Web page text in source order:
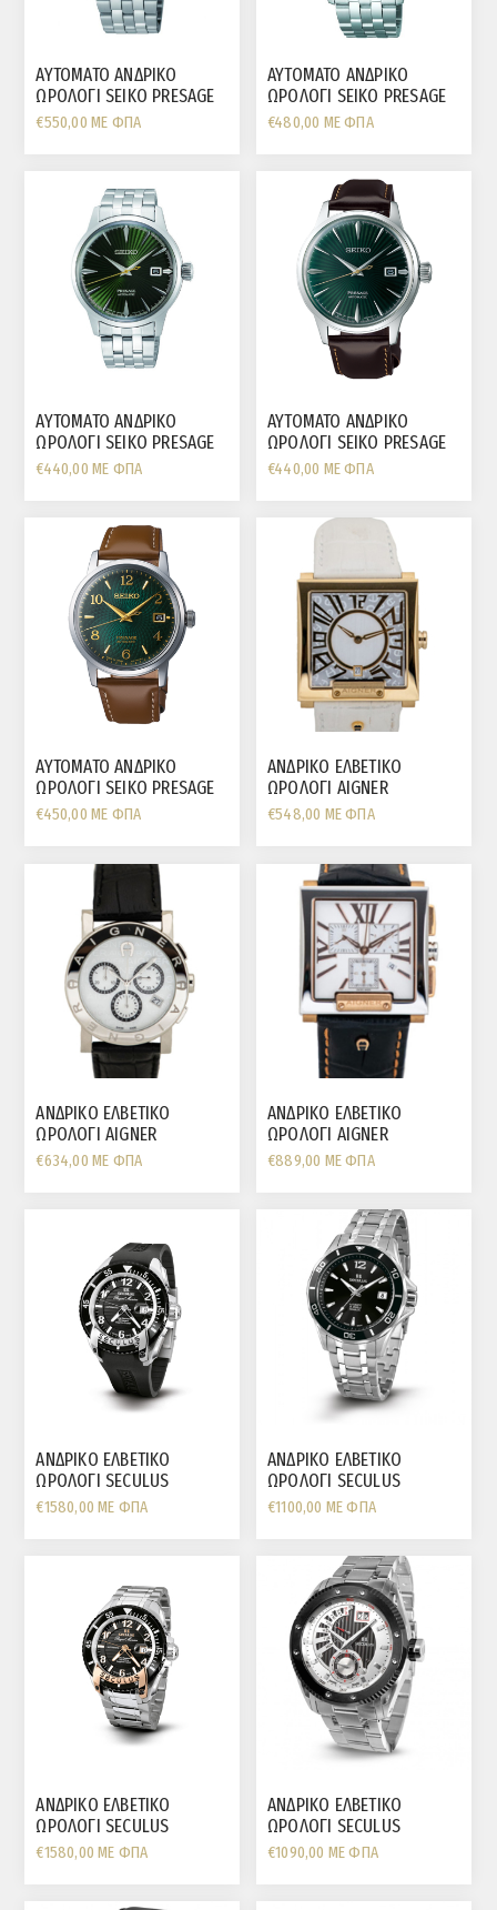
AYTOMATO ΑΝΔΡΙΚΟ
ΩΡΟΛΟΓΙ SEIKO PRESAGE
€550,00 ΜΕ ΦΠΑ
AYTOMATO ΑΝΔΡΙΚΟ
ΩΡΟΛΟΓΙ SEIKO PRESAGE
€480,00 ΜΕ ΦΠΑ
AYTOMATO ΑΝΔΡΙΚΟ
ΩΡΟΛΟΓΙ SEIKO PRESAGE
€440,00 ΜΕ ΦΠΑ
AYTOMATO ΑΝΔΡΙΚΟ
ΩΡΟΛΟΓΙ SEIKO PRESAGE
€440,00 ΜΕ ΦΠΑ
AYTOMATO ΑΝΔΡΙΚΟ
ΩΡΟΛΟΓΙ SEIKO PRESAGE
COCTAIL TIME - MOJITO
€450,00 ΜΕ ΦΠΑ
ΑΝΔΡΙΚΟ ΕΛΒΕΤΙΚΟ
ΩΡΟΛΟΓΙ AIGNER
ΕΠΙΧΡΥΣΩΜΕΝΗ
€548,00 ΜΕ ΦΠΑ
ΑΝΔΡΙΚΟ ΕΛΒΕΤΙΚΟ
ΩΡΟΛΟΓΙ AIGNER
ΧΡΟΝΟΓΡΑΦΟΣ ΚΑΣΑ
€634,00 ΜΕ ΦΠΑ
ΑΝΔΡΙΚΟ ΕΛΒΕΤΙΚΟ
ΩΡΟΛΟΓΙ AIGNER
ΧΡΟΝΟΓΡΑΦΟΣ
€889,00 ΜΕ ΦΠΑ
ΑΝΔΡΙΚΟ ΕΛΒΕΤΙΚΟ
ΩΡΟΛΟΓΙ SECULUS
AYTOMATO ΑΤΣΑΛΙ ΛΟΥΡΑΚΙ
ΣΙΛΙΚΟΝΗΣ ΚΑΙ ΜΑΥΡΗ
€1580,00 ΜΕ ΦΠΑ
ΑΝΔΡΙΚΟ ΕΛΒΕΤΙΚΟ
ΩΡΟΛΟΓΙ SECULUS
AYTOMATO ΑΤΣΑΛΙ ΜΕ
ΜΠΡΑΣΙΛΕ ΚΑΙ ΜΑΥΡΗ
€1100,00 ΜΕ ΦΠΑ
ΑΝΔΡΙΚΟ ΕΛΒΕΤΙΚΟ
ΩΡΟΛΟΓΙ SECULUS
AYTOMATO ΑΤΣΑΛΙ ΜΕ
€1580,00 ΜΕ ΦΠΑ
ΑΝΔΡΙΚΟ ΕΛΒΕΤΙΚΟ
ΩΡΟΛΟΓΙ SECULUS
RETROGRADE ΗΜΕΡΑ/
€1090,00 ΜΕ ΦΠΑ